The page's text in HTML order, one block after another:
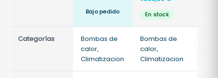
Bajo pedido En stock
Categorías
Bombas de
calor,
Climatizacion
Bombas de
calor,
Climatizacion